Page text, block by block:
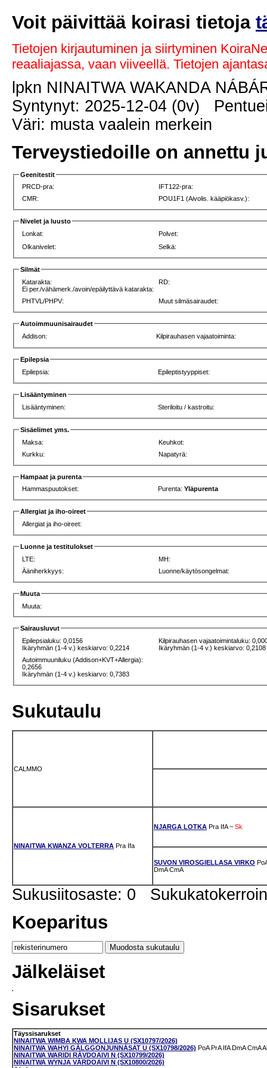
Voit päivittää koirasi tietoja
Tietojen kirjautuminen ja siirtyminen
reaaliajassa, vaan viiveellä. Tietojen
lpkn NINAITWA WAKANDA
Syntynyt: 2025-12-04 (0v)
Väri: musta vaalein merkein
Terveystiedoille on annettu
Geenitestit
PRCD-pra:
IFT122-pra:
CMR:
POU1F1 (Aivolis. kääpiökasv.):
Nivelet ja luusto
Lonkat:
Polvet:
Olkanivelet:
Selkä:
Silmät
Katarakta:
Ei per./vähämerk./avoin/epäilyttävä katarakta:
RD:
PHTVL/PHPV: Muut silmäsairaudet:
Autoimmuunisairaudet
Addison:
Kilpirauhasen vajaatoiminta:
Epilepsia
Epilepsia:
Epileptistyyppiset:
Lisääntyminen
Lisääntyminen:
Steriloitu / kastroitu:
Sisäelimet yms.
Maksa:
Keuhkot:
Kurkku:
Napatyrä:
Hampaat ja purenta
Hammaspuutokset:
Purenta:Yläpurenta
Allergiat ja iho-oireet
Allergiat ja iho-oireet:
Luonne ja testitulokset
LTE:
MH:
Ääniherkkyys:
Luonne/käytösongelmat:
Muuta
Muuta:
Sairausluvut
Epilepsialuku: 0,0156
Ikäryhmän (1-4 v.) keskiarvo: 0,2214
Kilpirauhasen vajaatoimintaluku:
Ikäryhmän (1-4 v.) keskiarvo: 0,2108
Autoimmuuniluku (Addison+KVT+Allergia):
0,2656
Ikäryhmän (1-4 v.) keskiarvo: 0,7383
Sukutaulu
CALMMO
NINAITWA KWANZA VOLTERRA Pra Ifa
NJARGA LOTKA Pra IfA ~ Sk
SUVON VIROSGIELLASA VIRKO
DmA CmA
Sukusiitosaste: 0
Koeparitus
Jälkeläiset
Sisarukset
Täyssisarukset
NINAITWA WIMBA KWA MOLLIJAS U (SX10797/2026)
NINAITWA WAHYI GÁLGGONJUNNÁSAT U (SX10798/2026) PoA PrA IfA DmA CmA
NINAITWA WARIDI RÁVDOAIVI N (SX10799/2026)
NINAITWA WYNJA VÁRDOAIVI N (SX10800/2026)